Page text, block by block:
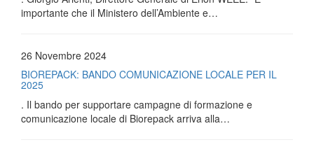
importante che il Ministero dell’Ambiente e…
26 Novembre 2024
BIOREPACK: BANDO COMUNICAZIONE LOCALE PER IL
2025
. Il bando per supportare campagne di formazione e
comunicazione locale di Biorepack arriva alla…